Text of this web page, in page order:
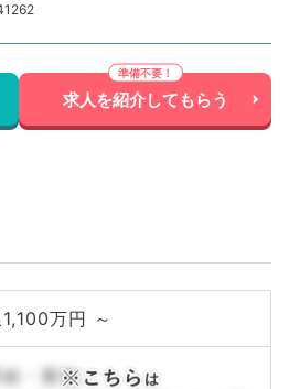
求人を紹介してもらう
万円 ～
給・賞与